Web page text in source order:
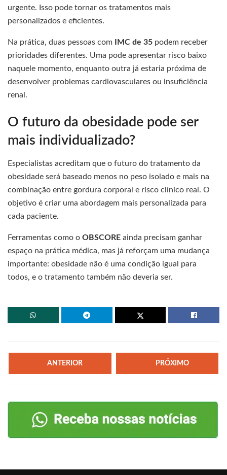
urgente. Isso pode tornar os tratamentos mais
personalizados e eficientes.
Na prática, duas pessoas com IMC de 35 podem receber
prioridades diferentes. Uma pode apresentar risco baixo
naquele momento, enquanto outra já estaria próxima de
desenvolver problemas cardiovasculares ou insuficiência
renal.
O futuro da obesidade pode ser
mais individualizado?
Especialistas acreditam que o futuro do tratamento da
obesidade será baseado menos no peso isolado e mais na
combinação entre gordura corporal e risco clínico real. O
objetivo é criar uma abordagem mais personalizada para
cada paciente.
Ferramentas como o OBSCORE ainda precisam ganhar
espaço na prática médica, mas já reforçam uma mudança
importante: obesidade não é uma condição igual para
todos, e o tratamento também não deveria ser.
ANTERIOR PRÓXIMO